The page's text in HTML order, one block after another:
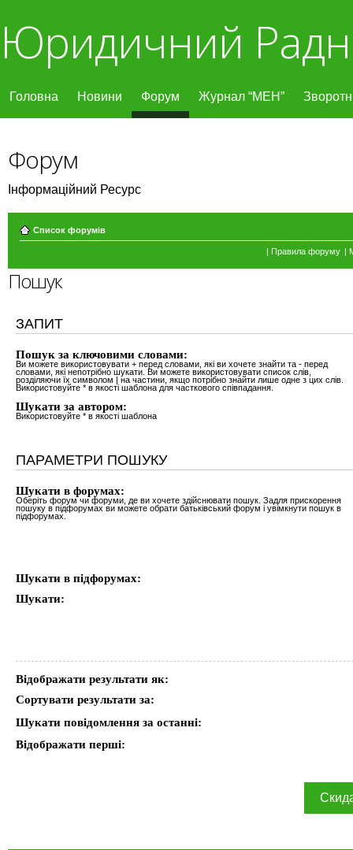
Юридичний
Головна Новини Форум Журнал “МЕН”
Форум
Інформаційний Ресурс
Список форумів
| Правила форуму |
Пошук
ЗАПИТ
Пошук за ключовими словами:
Ви можете використовувати + перед словами, які ви хочете знайти та - перед
словами, які непотрібно шукати. Ви можете використовувати список слів,
розділяючи їх символом | на частини, якщо потрібно знайти лише одне з цих слів.
Використовуйте * в якості шаблона для часткового співпадання.
Шукати за автором:
Використовуйте * в якості шаблона
ПАРАМЕТРИ ПОШУКУ
Шукати в форумах:
Оберіть форум чи форуми, де ви хочете здійснювати пошук. Задля прискорення
пошуку в підфорумах ви можете обрати батьківський форум і увімкнути пошук в
підфорумах.
Шукати в підфорумах:
Шукати:
Відображати результати як:
Сортувати результати за:
Шукати повідомлення за останні:
Відображати перші: